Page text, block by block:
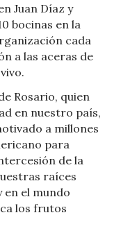
Juan Díaz y
bocinas en la
cada
a las aceras de
Rosario, quien
en nuestro país,
a millones
para
de la
raíces
en el mundo
los frutos